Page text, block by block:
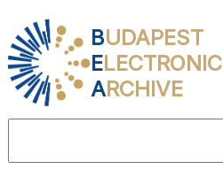
BUDAPEST
ELECTRONIC
ARCHIVE